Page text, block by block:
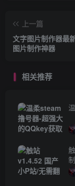
上一篇
文字图片制作器最
图片制作神器
相关推荐
制